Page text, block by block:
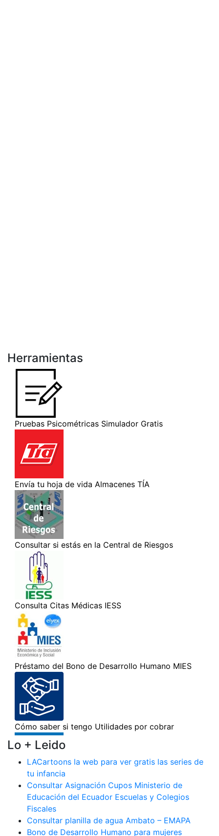
Herramientas
Lo + Leido
LACartoons la web para ver gratis las series de
tu infancia
Consultar Asignación Cupos Ministerio de
Educación del Ecuador Escuelas y Colegios
Fiscales
Consultar planilla de agua Ambato – EMAPA
Bono de Desarrollo Humano para mujeres